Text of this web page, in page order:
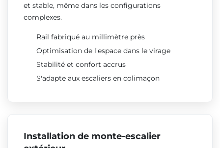
et stable, même dans les configurations
complexes.
Rail fabriqué au millimètre près
Optimisation de l'espace dans le virage
Stabilité et confort accrus
S'adapte aux escaliers en colimaçon
Installation de monte-escalier